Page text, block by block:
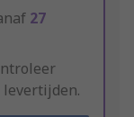
27
levertijden.